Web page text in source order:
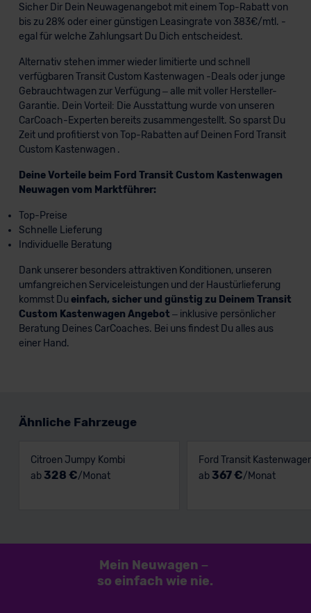
Sicher Dir Dein Neuwagenangebot mit einem Top-Rabatt von
bis zu 28% oder einer günstigen Leasingrate von 383€/mtl. -
egal für welche Zahlungsart Du Dich entscheidest.
Alternativ stehen immer wieder limitierte und schnell
verfügbaren Transit Custom Kastenwagen -Deals oder junge
Gebrauchtwagen zur Verfügung – alle mit voller Hersteller-
Garantie. Dein Vorteil: Die Ausstattung wurde von unseren
CarCoach-Experten bereits zusammengestellt. So sparst Du
Zeit und profitierst von Top-Rabatten auf Deinen Ford Transit
Custom Kastenwagen .
Deine Vorteile beim Ford Transit Custom Kastenwagen
Neuwagen vom Marktführer:
Top-Preise
Schnelle Lieferung
Individuelle Beratung
Dank unserer besonders attraktiven Konditionen, unseren
umfangreichen Serviceleistungen und der Haustürlieferung
kommst Du einfach, sicher und günstig zu Deinem Transit
Custom Kastenwagen Angebot – inklusive persönlicher
Beratung Deines CarCoaches. Bei uns findest Du alles aus
einer Hand.
Ähnliche Fahrzeuge
Citroen Jumpy Kombi
ab 328 €/Monat
Ford Transit
ab 367 €/Monat
Mein Neuwagen –
so einfach wie nie.